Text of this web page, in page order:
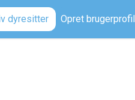
dyresitter Opret brugerprofil